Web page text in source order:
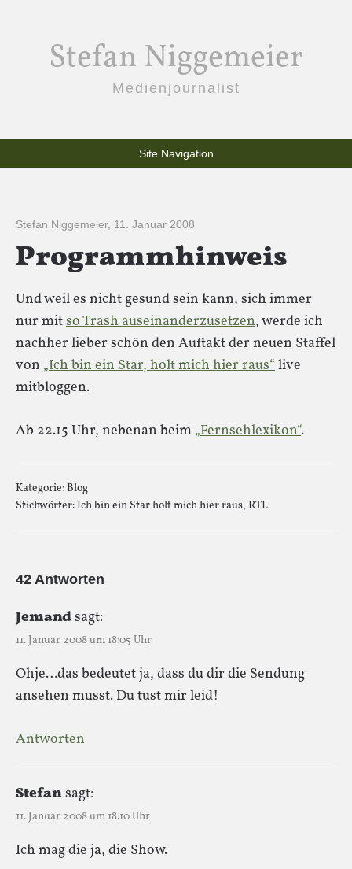
Stefan Niggemeier
Medienjournalist
Site Navigation
Stefan Niggemeier, 11. Januar 2008
Programmhinweis
Und weil es nicht gesund sein kann, sich immer
nur mitso Trash auseinanderzusetzen, werde ich
nachher lieber schön den Auftakt der neuen Staffel
von „Ich bin ein Star, holt mich hier raus“live
mitbloggen.
Ab 22.15 Uhr, nebenan beim „Fernsehlexikon“.
Kategorie:Blog
Stichwörter:Ich bin ein Star holt mich hier raus, RTL
42 Antworten
Jemandsagt:
11. Januar 2008 um 18:05 Uhr
Ohje…das bedeutet ja, dass du dir die Sendung
ansehen musst. Du tust mir leid!
Antworten
Stefansagt:
11. Januar 2008 um 18:10 Uhr
Ich mag die ja, die Show.